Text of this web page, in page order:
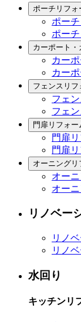
ポーチリフォ
ポー
ポー
カーポート
カー
カー
フェンスリフ
フェ
フェ
門扉リフォー
門扉
門扉
オーニングリ
オー
オー
リノベー
リノ
リノ
水回り
キッチンリ